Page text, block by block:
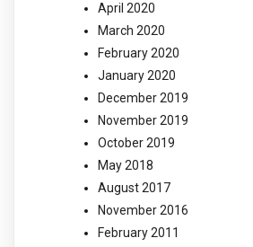
April 2020
March 2020
February 2020
January 2020
December 2019
November 2019
October 2019
May 2018
August 2017
November 2016
February 2011